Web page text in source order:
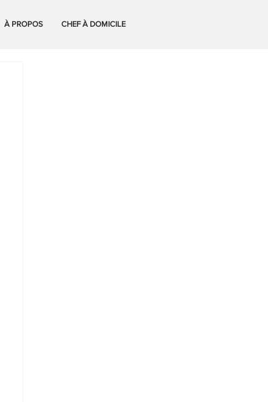
À PROPOS CHEF À DOMICILE